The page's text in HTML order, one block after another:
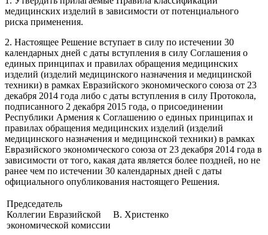
медицинских изделий в зависимости от потенциального
риска применения.
2. Настоящее Решение вступает в силу по истечении 30
календарных дней с даты вступления в силу Соглашения о
единых принципах и правилах обращения медицинских
изделий (изделий медицинского назначения и медицинской
техники) в рамках Евразийского экономического союза от 23
декабря 2014 года либо с даты вступления в силу Протокола,
подписанного 2 декабря 2015 года, о присоединении
Республики Армения к Соглашению о единых принципах и
правилах обращения медицинских изделий (изделий
медицинского назначения и медицинской техники) в рамках
Евразийского экономического союза от 23 декабря 2014 года в
зависимости от того, какая дата является более поздней, но не
ранее чем по истечении 30 календарных дней с даты
официального опубликования настоящего Решения.
Председатель
Коллегии Евразийской
экономической комиссии
В. Христенко